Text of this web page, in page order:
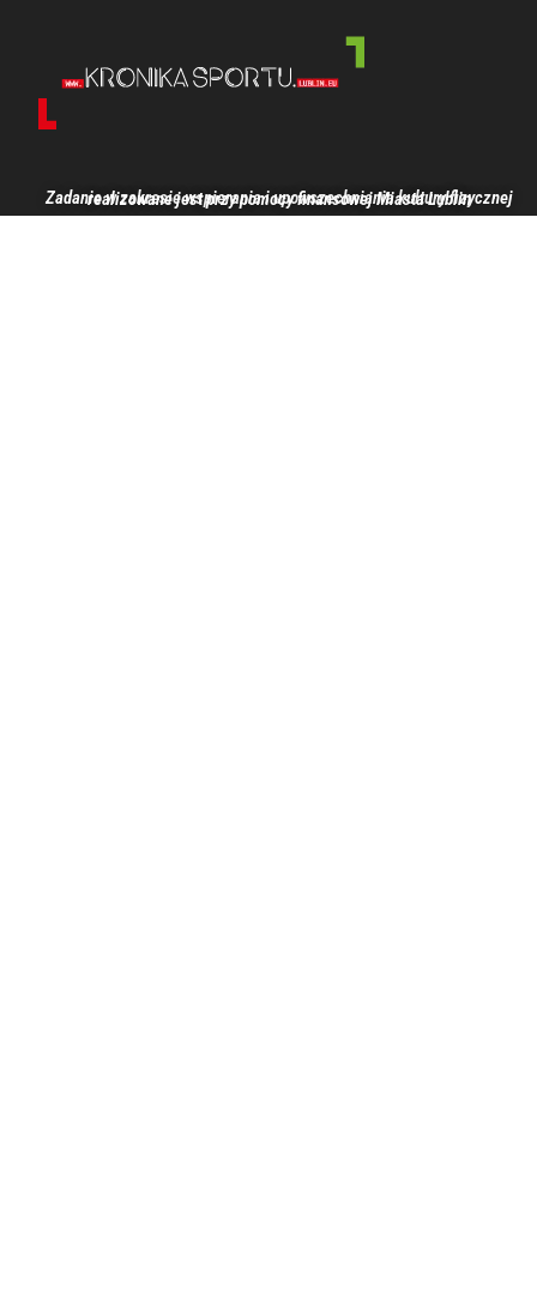
Zadanie w zakresie wspierania i upowszechniania kultury fizycznej realizowane jest przy pomocy finansowej Miasta Lublin